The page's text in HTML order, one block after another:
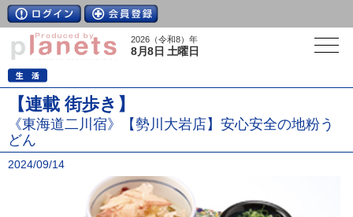
2026（令和8）年
8月8日 土曜日
【連載 街歩き】
《東海道二川宿》【勢川大岩店】安心安全の地粉う
どん
2024/09/14